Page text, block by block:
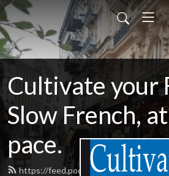
Cultivate your
Slow French,
pace.
https://feed.podbean.com/laetitia/